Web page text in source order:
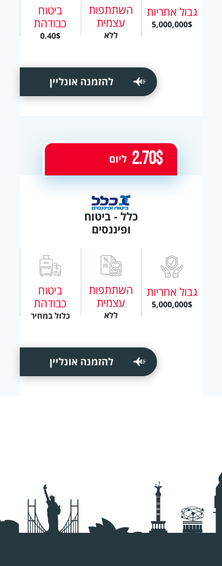
גבול אחריות
5,000,000$
השתתפות
עצמית
ללא
ביטוח
כבודהת
0.40$
להזמנה אונליין
כלל - ביטוח
ופיננסים
גבול אחריות
5,000,000$
השתתפות
עצמית
ללא
ביטוח
כבודהת
כלול במחיר
2.70$ ליום
להזמנה אונליין